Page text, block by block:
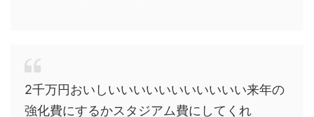
2千万円おいしいいいいいいいいいいい来年の
強化費にするかスタジアム費にしてくれ